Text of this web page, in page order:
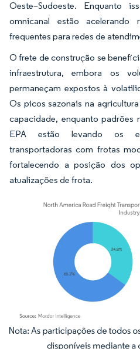
Oeste–Sudoeste. Enquanto
omnicanal estão acelerando
frequentes para redes de
O frete de construção se
infraestrutura, embora os
permaneçam expostos à
Os picos sazonais na
capacidade, enquanto padrões
EPA estão levando os
transportadoras com frotas
fortalecendo a posição dos
atualizações de frota.
Imagem © Mordor Intelligence. O reuso